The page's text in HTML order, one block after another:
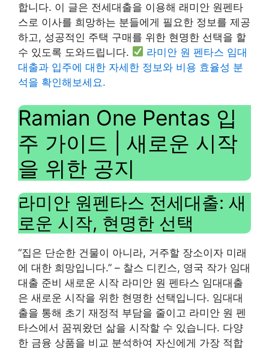
합니다. 이 글은 전세대출을 이용해 래미안 원펜타
스로 이사를 희망하는 분들에게 필요한 정보를 제공
하고, 성공적인 주택 구매를 위한 현명한 선택을 할
수 있도록 도와드립니다.
라미안 원 펜타스 임대
대출과 입주에 대한 자세한 정보와 비용 효율성 분
석을 확인해보세요.
Ramian One Pentas 입
주 가이드 | 새로운 시작
을 위한 공지
라미안 원펜타스 전세대출: 새
로운 시작, 현명한 선택
“집은 단순한 건물이 아니라, 거주할 장소이자 미래
에 대한 희망입니다.” – 찰스 디킨스, 영국 작가 임대
대출 준비 새로운 시작 라미안 원 펜타스 임대대출
은 새로운 시작을 위한 현명한 선택입니다. 임대대
출을 통해 초기 재정적 부담을 줄이고 라미안 원 펜
타스에서 꿈꿔왔던 삶을 시작할 수 있습니다. 다양
한 금융 상품을 비교 분석하여 자신에게 가장 적합